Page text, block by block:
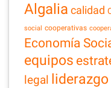
Algalia calidad
social cooperativas
Economía
equipos
legal liderazgo